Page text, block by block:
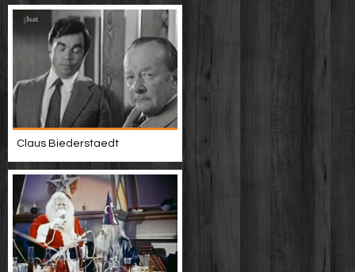
Claus Biederstaedt